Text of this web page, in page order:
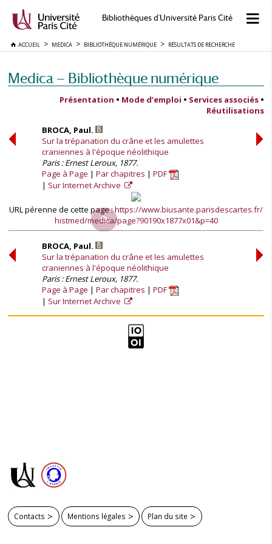
Bibliothèques d'Université Paris Cité
ACCUEIL MEDICA BIBLIOTHÈQUE NUMÉRIQUE RÉSULTATS DE RECHERCHE
Medica — Bibliothèque numérique
Présentation • Mode d’emploi • Services associés •
Réutilisations
BROCA, Paul.
Sur la trépanation du crâne et les amulettes
craniennes à l'époque néolithique
Paris : Ernest Leroux, 1877.
Page à Page
Par chapitres
PDF
Sur Internet Archive
URL pérenne de cette page :https://www.biusante.parisdescartes.fr/
histmed/medica/page?90190x1877x01&p=40
BROCA, Paul.
Sur la trépanation du crâne et les amulettes
craniennes à l'époque néolithique
Paris : Ernest Leroux, 1877.
Page à Page
Par chapitres
PDF
Sur Internet Archive
Contacts Mentions légales Plan du site